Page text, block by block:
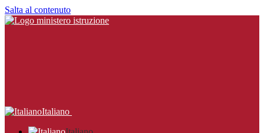
Salta al contenuto
Italiano